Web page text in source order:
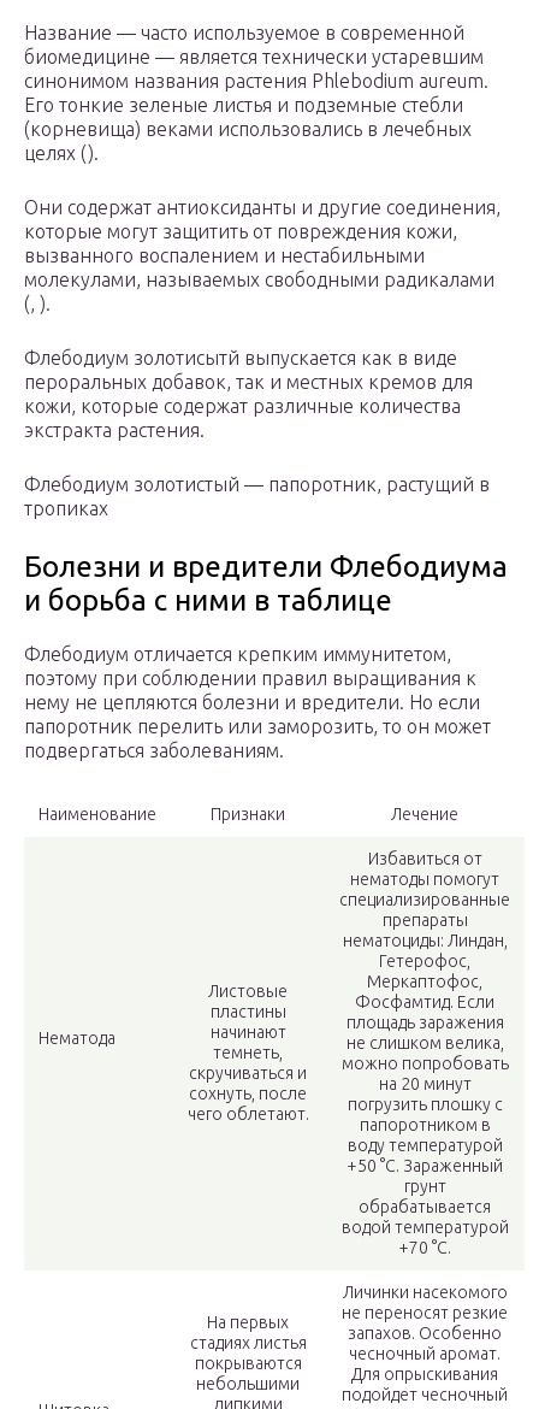
Название — часто используемое в современной
биомедицине — является технически устаревшим
синонимом названия растения Phlebodium aureum.
Его тонкие зеленые листья и подземные стебли
(корневища) веками использовались в лечебных
целях ().
Они содержат антиоксиданты и другие соединения,
которые могут защитить от повреждения кожи,
вызванного воспалением и нестабильными
молекулами, называемых свободными радикалами
(, ).
Флебодиум золотисытй выпускается как в виде
пероральных добавок, так и местных кремов для
кожи, которые содержат различные количества
экстракта растения.
Флебодиум золотистый — папоротник, растущий в
тропиках
Болезни и вредители Флебодиума
и борьба с ними в таблице
Флебодиум отличается крепким иммунитетом,
поэтому при соблюдении правил выращивания к
нему не цепляются болезни и вредители. Но если
папоротник перелить или заморозить, то он может
подвергаться заболеваниям.
Наименование Признаки Лечение
Нематода
Листовые
пластины
начинают
темнеть,
скручиваться и
сохнуть, после
чего облетают.
Избавиться от
нематоды помогут
специализированные
препараты
нематоциды: Линдан,
Гетерофос,
Меркаптофос,
Фосфамтид. Если
площадь заражения
не слишком велика,
можно попробовать
на 20 минут
погрузить плошку с
папоротником в
воду температурой
+50 °C. Зараженный
грунт
обрабатывается
водой температурой
+70 °C.
На первых
стадиях листья
покрываются
небольшими
липкими
Личинки насекомого
не переносят резкие
запахов. Особенно
чесночный аромат.
Для опрыскивания
подойдет чесночный